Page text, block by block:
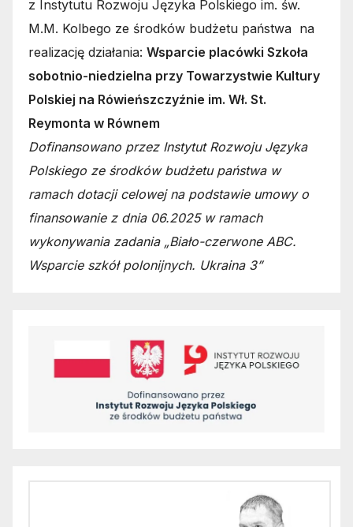
z Instytutu Rozwoju Języka Polskiego im. św.
M.M. Kolbego ze środków budżetu państwa na
realizację działania: Wsparcie placówki Szkoła
sobotnio-niedzielna przy Towarzystwie Kultury
Polskiej na Rówieńszczyźnie im. Wł. St.
Reymonta w Równem
Dofinansowano przez Instytut Rozwoju Języka
Polskiego ze środków budżetu państwa w
ramach dotacji celowej na podstawie umowy o
finansowanie z dnia 06.2025 w ramach
wykonywania zadania „Biało-czerwone ABC.
Wsparcie szkół polonijnych. Ukraina 3”